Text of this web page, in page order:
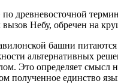
древневосточной
Небу, обречен на
башни
альтернативных
Это определяет смысл
полученное единство